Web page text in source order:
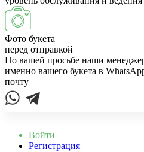
Фото букета
перед отправкой
По вашей просьбе наши
именно вашего букета в
почту
Войти
Регистрация